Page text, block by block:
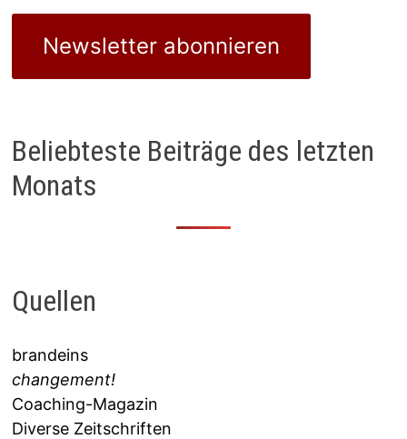
Newsletter abonnieren
Beliebteste Beiträge des letzten
Monats
Quellen
brandeins
changement!
Coaching-Magazin
Diverse Zeitschriften